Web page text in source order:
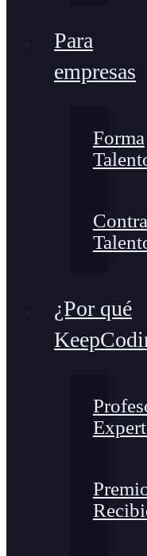
Para
empresas
Forma
¿Por qué